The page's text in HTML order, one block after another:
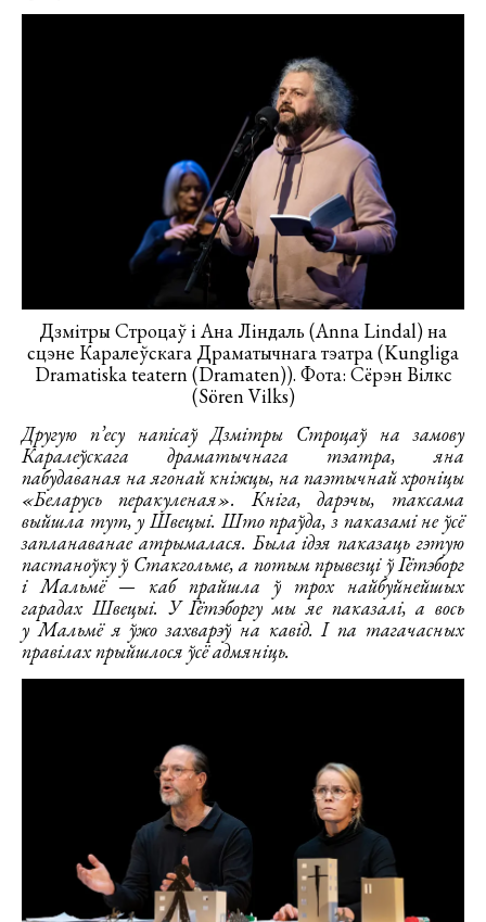
Дзмітры Строцаў і Ана Ліндаль (Anna Lindal) на
сцэне Каралеўскага Драматычнага тэатра (Kungliga
Dramatiska teatern (Dramaten)). Фота: Сёрэн Вілкс
(Sören Vilks)
Другую п’есу напісаў Дзмітры Строцаў на замову
Каралеўскага драматычнага тэатра, яна
пабудаваная на ягонай кніжцы, на паэтычнай хроніцы
«Беларусь перакуленая». Кніга, дарэчы, таксама
выйшла тут, у Швецыі. Што праўда, з паказамі не ўсё
запланаванае атрымалася. Была ідэя паказаць гэтую
пастаноўку ў Стакгольме, а потым прывезці ў Гётэборг
і Мальмё — каб прайшла ў трох найбуйнейшых
гарадах Швецыі. У Гётэборгу мы яе паказалі, а вось
у Мальмё я ўжо захварэў на кавід. І па тагачасных
правілах прыйшлося ўсё адмяніць.